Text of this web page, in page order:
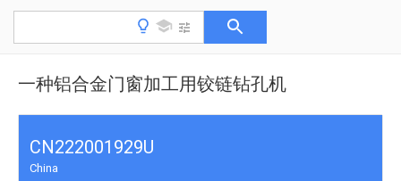
一种铝合金门窗加工用铰链钻孔机
CN222001929U
China